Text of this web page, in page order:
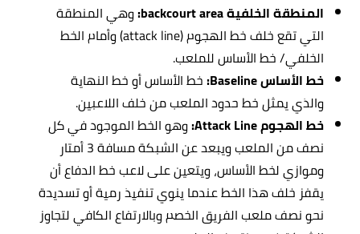
المنطقة الخلفية backcourt area:
وهي المنطقة
التي تقع خلف خط الهجوم (attack line) وأمام الخط
الخلفي/ خط الأساس للملعب.
خط الأساس Baseline:
خط الأساس أو خط النهاية
والذي يمثل خط حدود الملعب من خلف اللاعبين.
خط الهجوم Attack Line:
وهو الخط الموجود في كل
نصف من الملعب ويبعد عن الشبكة مسافة 3 أمتار
وموازي لخط الأساس، ويتعين على لاعب خط الدفاع أن
يقفز خلف هذا الخط عندما ينوي تنفيذ رمية أو تسديدة
نحو نصف ملعب الفريق الخصم وبالارتفاع الكافي لتجاوز